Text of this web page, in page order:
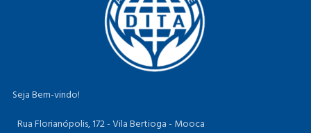
Seja Bem-vindo!
Rua Florianópolis, 172 - Vila Bertioga - Mooca